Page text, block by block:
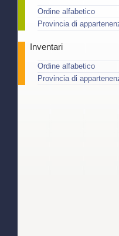
Ordine alfabetico
Provincia di
Inventari
Ordine alfabetico
Provincia di